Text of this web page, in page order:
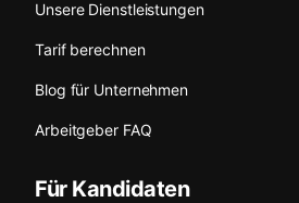
Unsere Dienstleistungen
Tarif berechnen
Blog für Unternehmen
Arbeitgeber FAQ
Für Kandidaten